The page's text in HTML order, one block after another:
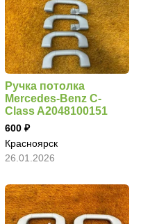
Ручка потолка
Mercedes-Benz C-
Class A2048100151
600
Красноярск
26.01.2026